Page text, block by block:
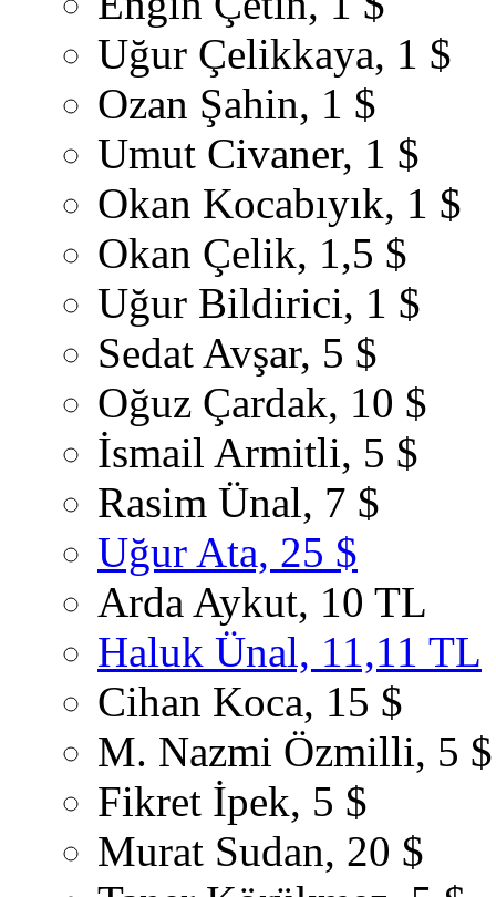
Uğur Çelikkaya, 1 $
Ozan Şahin, 1 $
Umut Civaner, 1 $
Okan Kocabıyık, 1 $
Okan Çelik, 1,5 $
Uğur Bildirici, 1 $
Sedat Avşar, 5 $
Oğuz Çardak, 10 $
İsmail Armitli, 5 $
Rasim Ünal, 7 $
Uğur Ata, 25 $
Arda Aykut, 10 TL
Haluk Ünal, 11,11 TL
Cihan Koca, 15 $
M. Nazmi Özmilli, 5 $
Fikret İpek, 5 $
Murat Sudan, 20 $